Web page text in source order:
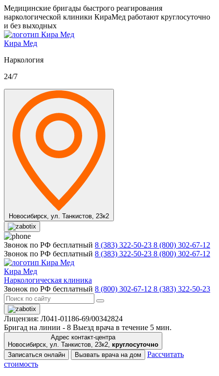
Медицинские бригады быстрого реагирования
наркологической клиники КираМед работают круглосуточно
и без выходных
Кира Мед
Наркология
24/7
Новосибирск, ул. Танкистов, 23к2
Звонок по РФ бесплатный 8 (383) 322-50-23 8 (800) 302-67-12
Звонок по РФ бесплатный 8 (383) 322-50-23 8 (800) 302-67-12
Кира Мед
Наркологическая клиника
Звонок по РФ бесплатный 8 (800) 302-67-12 8 (383) 322-50-23
Лицензия: Л041-01186-69/00342824
Бригад на линии - 8 Выезд врача в течение 5 мин.
Адрес контакт-центра
Новосибирск, ул. Танкистов, 23к2, круглосуточно
Записаться онлайн
Вызвать врача на дом
Рассчитать
стоимость